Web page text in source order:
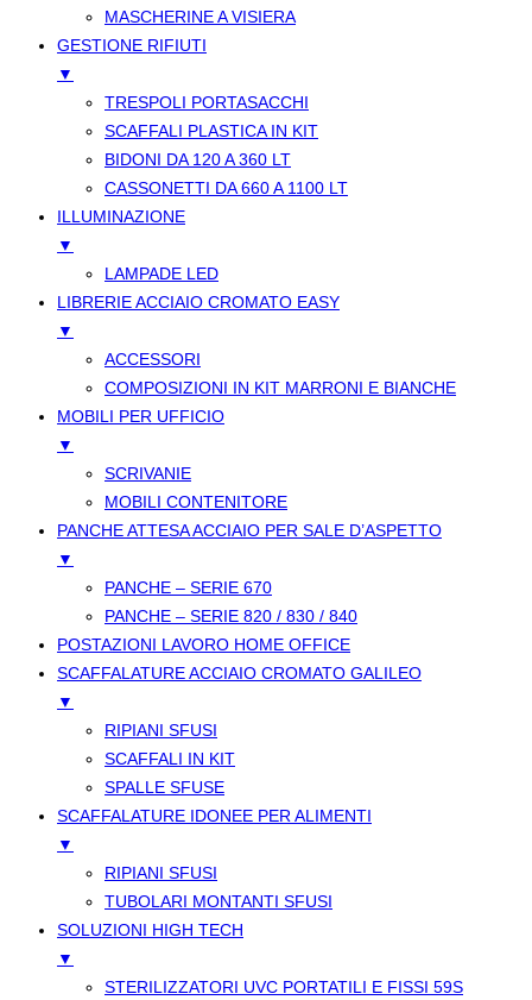
MASCHERINE A VISIERA
GESTIONE RIFIUTI
▼
TRESPOLI PORTASACCHI
SCAFFALI PLASTICA IN KIT
BIDONI DA 120 A 360 LT
CASSONETTI DA 660 A 1100 LT
ILLUMINAZIONE
▼
LAMPADE LED
LIBRERIE ACCIAIO CROMATO EASY
▼
ACCESSORI
COMPOSIZIONI IN KIT MARRONI E BIANCHE
MOBILI PER UFFICIO
▼
SCRIVANIE
MOBILI CONTENITORE
PANCHE ATTESA ACCIAIO PER SALE D’ASPETTO
▼
PANCHE – SERIE 670
PANCHE – SERIE 820 / 830 / 840
POSTAZIONI LAVORO HOME OFFICE
SCAFFALATURE ACCIAIO CROMATO GALILEO
▼
RIPIANI SFUSI
SCAFFALI IN KIT
SPALLE SFUSE
SCAFFALATURE IDONEE PER ALIMENTI
▼
RIPIANI SFUSI
TUBOLARI MONTANTI SFUSI
SOLUZIONI HIGH TECH
▼
STERILIZZATORI UVC PORTATILI E FISSI 59S